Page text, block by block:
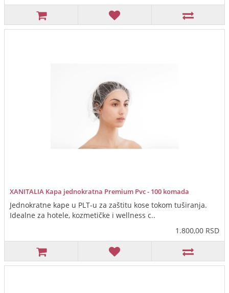
XANITALIA Kapa jednokratna Premium Pvc - 100 komada
Jednokratne kape u PLT-u za zaštitu kose tokom tuširanja.
Idealne za hotele, kozmetičke i wellness c..
1.800,00 RSD